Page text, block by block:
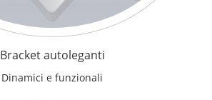
Bracket autoleganti
Dinamici e funzionali